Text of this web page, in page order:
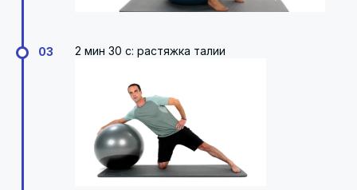
03 2 мин 30 с: растяжка талии